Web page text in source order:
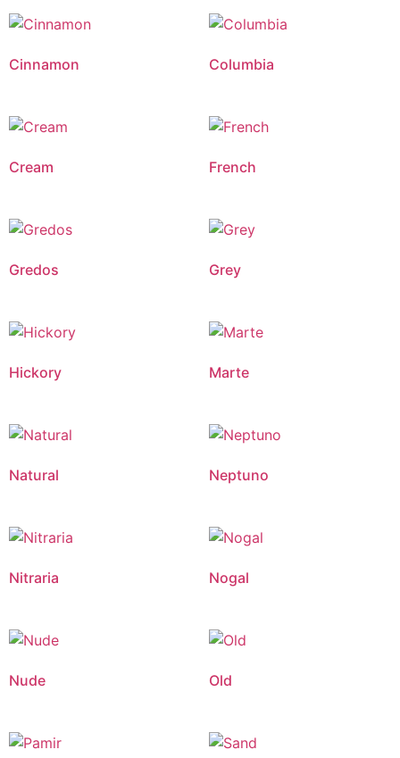
Cinnamon Columbia
Cream French
Gredos Grey
Hickory Marte
Natural Neptuno
Nitraria Nogal
Nude Old